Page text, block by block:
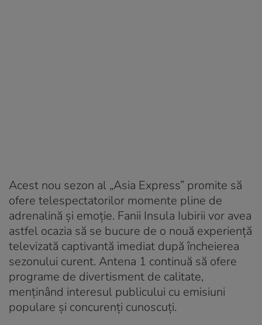
Acest nou sezon al „Asia Express” promite să
ofere telespectatorilor momente pline de
adrenalină și emoție. Fanii Insula Iubirii vor avea
astfel ocazia să se bucure de o nouă experiență
televizată captivantă imediat după încheierea
sezonului curent. Antena 1 continuă să ofere
programe de divertisment de calitate,
menținând interesul publicului cu emisiuni
populare și concurenți cunoscuți.